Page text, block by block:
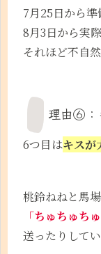
7月25日から準
8月3日から実
それほど不自
理由⑥：
6つ目はキスが
桃鈴ねねと馬
「ちゅちゅちゅ
送ったりしてい